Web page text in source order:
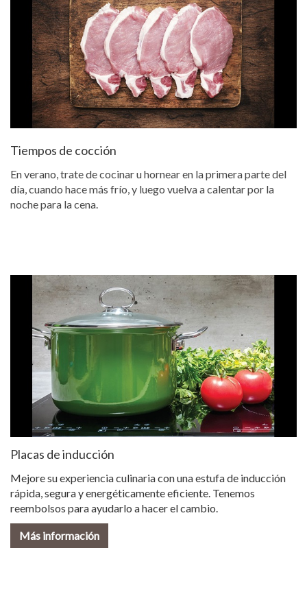
Tiempos de cocción
En verano, trate de cocinar u hornear en la primera parte del
día, cuando hace más frío, y luego vuelva a calentar por la
noche para la cena.
Placas de inducción
Mejore su experiencia culinaria con una estufa de inducción
rápida, segura y energéticamente eficiente. Tenemos
reembolsos para ayudarlo a hacer el cambio.
Más información